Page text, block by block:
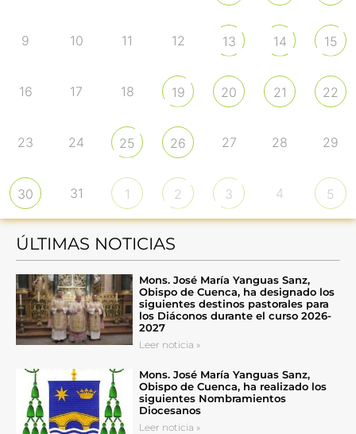
9 10 11 12 13 14 15
16 17 18 19 20 21 22
23 24 25 26 27 28 29
30 31 1 2 3 4 5
ÚLTIMAS NOTICIAS
Mons. José María Yanguas Sanz,
Obispo de Cuenca, ha designado los
siguientes destinos pastorales para
los Diáconos durante el curso 2026-
2027
Leer noticia »
Mons. José María Yanguas Sanz,
Obispo de Cuenca, ha realizado los
siguientes Nombramientos
Diocesanos
Leer noticia »